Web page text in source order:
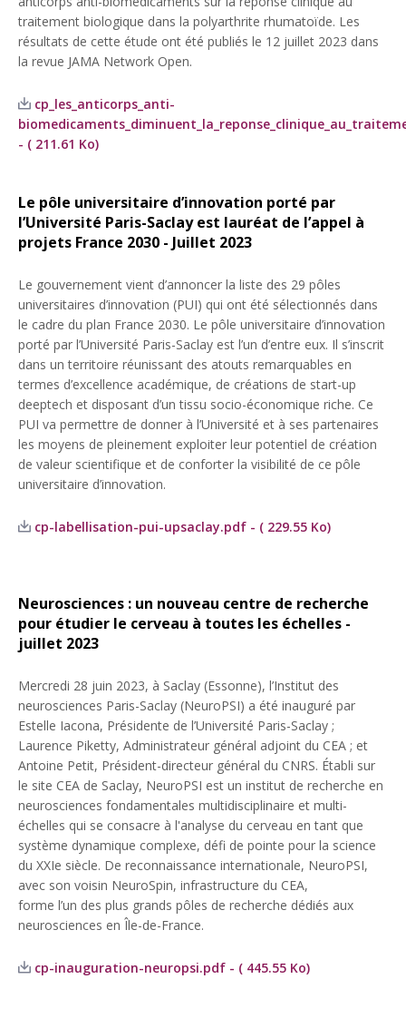
traitement biologique dans la polyarthrite rhumatoïde. Les
résultats de cette étude ont été publiés le 12 juillet 2023 dans
la revue JAMA Network Open.
cp_les_anticorps_anti-
- ( 211.61 Ko)
Le pôle universitaire d’innovation porté par
l’Université Paris-Saclay est lauréat de l’appel à
projets France 2030 - Juillet 2023
Le gouvernement vient d’annoncer la liste des 29 pôles
universitaires d’innovation (PUI) qui ont été sélectionnés dans
le cadre du plan France 2030. Le pôle universitaire d’innovation
porté par l’Université Paris-Saclay est l’un d’entre eux. Il s’inscrit
dans un territoire réunissant des atouts remarquables en
termes d’excellence académique, de créations de start-up
deeptech et disposant d’un tissu socio-économique riche. Ce
PUI va permettre de donner à l’Université et à ses partenaires
les moyens de pleinement exploiter leur potentiel de création
de valeur scientifique et de conforter la visibilité de ce pôle
universitaire d’innovation.
cp-labellisation-pui-upsaclay.pdf - ( 229.55 Ko)
Neurosciences : un nouveau centre de recherche
pour étudier le cerveau à toutes les échelles -
juillet 2023
Mercredi 28 juin 2023, à Saclay (Essonne), l’Institut des
neurosciences Paris-Saclay (NeuroPSI) a été inauguré par
Estelle Iacona, Présidente de l’Université Paris-Saclay ;
Laurence Piketty, Administrateur général adjoint du CEA ; et
Antoine Petit, Président-directeur général du CNRS. Établi sur
le site CEA de Saclay, NeuroPSI est un institut de recherche en
neurosciences fondamentales multidisciplinaire et multi-
échelles qui se consacre à l'analyse du cerveau en tant que
système dynamique complexe, défi de pointe pour la science
du XXIe siècle. De reconnaissance internationale, NeuroPSI,
avec son voisin NeuroSpin, infrastructure du CEA,
forme l’un des plus grands pôles de recherche dédiés aux
neurosciences en Île-de-France.
cp-inauguration-neuropsi.pdf - ( 445.55 Ko)